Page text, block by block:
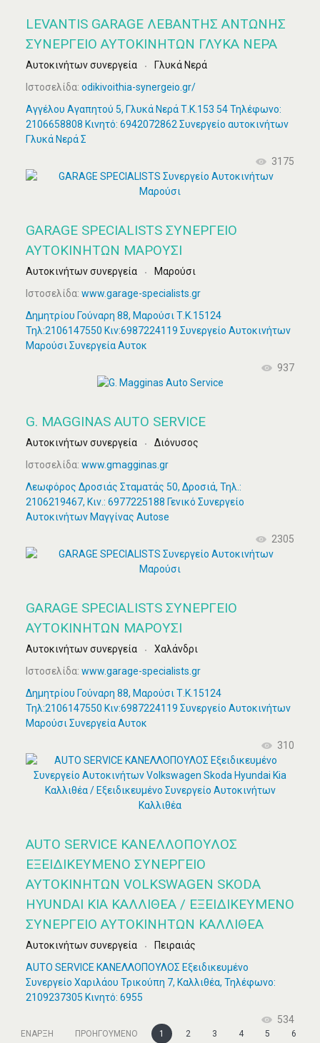
LEVANTIS GARAGE ΛΕΒΑΝΤΗΣ ΑΝΤΩΝΗΣ
ΣΥΝΕΡΓΕΙΟ ΑΥΤΟΚΙΝΗΤΩΝ ΓΛΥΚΑ ΝΕΡΑ
Αυτοκινήτων συνεργεία
Γλυκά Νερά
Ιστοσελίδα: odikivoithia-synergeio.gr/
Αγγέλου Αγαπητού 5, Γλυκά Νερά Τ.Κ.153 54 Τηλέφωνο:
2106658808 Κινητό: 6942072862 Συνεργείο αυτοκινήτων
Γλυκά Νερά Σ
3175
GARAGE SPECIALISTS ΣΥΝΕΡΓΕΊΟ
ΑΥΤΟΚΙΝΉΤΩΝ ΜΑΡΟΎΣΙ
Αυτοκινήτων συνεργεία
Μαρούσι
Ιστοσελίδα: www.garage-specialists.gr
Δημητρίου Γούναρη 88, Μαρούσι Τ.Κ.15124
Τηλ:2106147550 Κιν:6987224119 Συνεργείο Αυτοκινήτων
Μαρούσι Συνεργεία Αυτοκ
937
G. MAGGINAS AUTO SERVICE
Αυτοκινήτων συνεργεία
Διόνυσος
Ιστοσελίδα: www.gmagginas.gr
Λεωφόρος Δροσιάς Σταματάς 50, Δροσιά, Τηλ.:
2106219467, Κιν.: 6977225188 Γενικό Συνεργείο
Αυτοκινήτων Μαγγίνας Autose
2305
GARAGE SPECIALISTS ΣΥΝΕΡΓΕΊΟ
ΑΥΤΟΚΙΝΉΤΩΝ ΜΑΡΟΎΣΙ
Αυτοκινήτων συνεργεία
Χαλάνδρι
Ιστοσελίδα: www.garage-specialists.gr
Δημητρίου Γούναρη 88, Μαρούσι Τ.Κ.15124
Τηλ:2106147550 Κιν:6987224119 Συνεργείο Αυτοκινήτων
Μαρούσι Συνεργεία Αυτοκ
310
AUTO SERVICE ΚΑΝΕΛΛΟΠΟΥΛΟΣ
ΕΞΕΙΔΙΚΕΥΜΈΝΟ ΣΥΝΕΡΓΕΊΟ
ΑΥΤΟΚΙΝΉΤΩΝ VOLKSWAGEN SKODA
HYUNDAI KIA ΚΑΛΛΙΘΈΑ / ΕΞΕΙΔΙΚΕΥΜΈΝΟ
ΣΥΝΕΡΓΕΊΟ ΑΥΤΟΚΙΝΉΤΩΝ ΚΑΛΛΙΘΈΑ
Αυτοκινήτων συνεργεία
Πειραιάς
AUTO SERVICE ΚΑΝΕΛΛΟΠΟΥΛΟΣ Εξειδικευμένο
Συνεργείο Χαριλάου Τρικούπη 7, Καλλιθέα, Τηλέφωνο:
2109237305 Κινητό: 6955
534
ΈΝΑΡΞΗ ΠΡΟΗΓΟΎΜΕΝΟ 1 2 3 4 5 6